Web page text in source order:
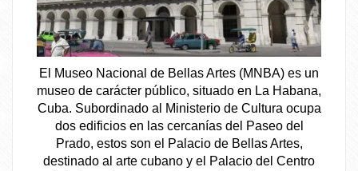
El Museo Nacional de Bellas Artes (MNBA) es un
museo de carácter público, situado en La Habana,
Cuba. Subordinado al Ministerio de Cultura ocupa
dos edificios en las cercanías del Paseo del
Prado, estos son el Palacio de Bellas Artes,
destinado al arte cubano y el Palacio del Centro